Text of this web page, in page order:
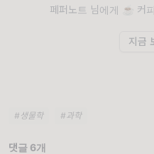
페퍼노트 님에게 ☕️ 커
지금
#생물학 #과학
댓글 6개